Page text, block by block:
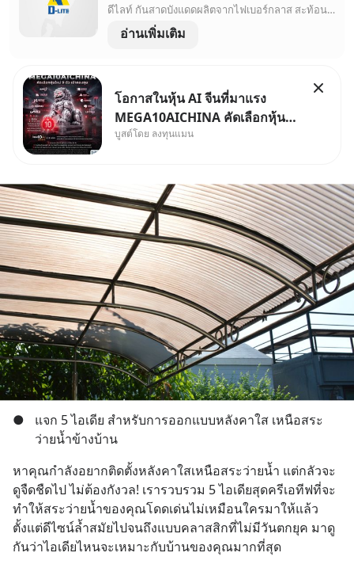
ดีไลท์ กันสาดบังแดดผลิตจากไฟเบอร์กลาส สะท้อนยูวีได้ถึง 99% ป้องกันความร้อนและกระจายแสงได้ทั่วถึง มองหากันสาดทึบแสงและกันสาดโปร่งแสงที่ได้มาตรฐาน มองหาดีไลท์
อ่านเพิ่มเติม
โอกาสในหุ้น AI จีนที่มาแรง
MEGA10AICHINA คัดเลือกหุ้น
ใหม่ 9 ตัว เข้ากองทุน.. ครอบคลุม
50% ค่าธรรมเนียมซื้อ | ยอด 2
ล้านบาทขึ้นไป ฟรีค่าธรร
บูสต์โดย ลงทุนแมน
●
แจก 5 ไอเดีย สำหรับการออกแบบหลังคาใส เหนือสระ
ว่ายน้ำข้างบ้าน
หาคุณกำลังอยากติดตั้งหลังคาใสเหนือสระว่ายน้ำ แต่กลัวจะ
ดูจืดชืดไป ไม่ต้องกังวล! เรารวบรวม 5 ไอเดียสุดครีเอทีฟที่จะ
ทำให้สระว่ายน้ำของคุณโดดเด่นไม่เหมือนใครมาให้แล้ว
ตั้งแต่ดีไซน์ล้ำสมัยไปจนถึงแบบคลาสสิกที่ไม่มีวันตกยุค มาดู
กันว่าไอเดียไหนจะเหมาะกับบ้านของคุณมากที่สุด